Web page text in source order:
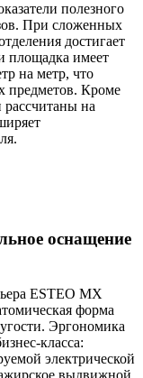
полезного
При сложенных
достигает
площадка имеет
на метр, что
предметов. Кроме
на
оснащение
ESTEO MX
форма
Эргономика
класса:
электрической
выдвижной